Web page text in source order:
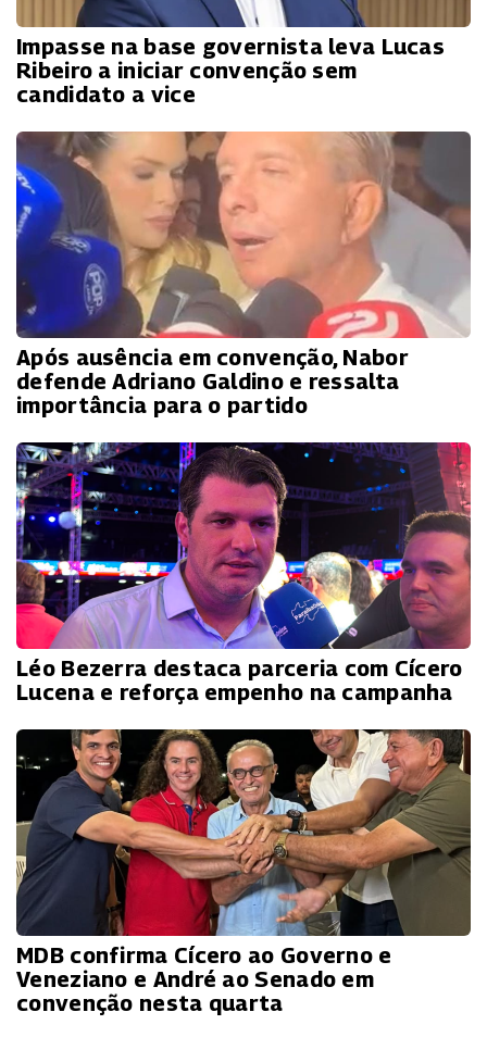
Impasse na base governista leva Lucas
Ribeiro a iniciar convenção sem
candidato a vice
Após ausência em convenção, Nabor
defende Adriano Galdino e ressalta
importância para o partido
Léo Bezerra destaca parceria com Cícero
Lucena e reforça empenho na campanha
MDB confirma Cícero ao Governo e
Veneziano e André ao Senado em
convenção nesta quarta